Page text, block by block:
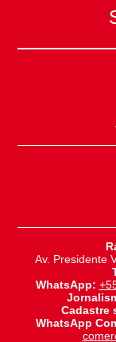
Av. Presidente
WhatsApp:
Cadastre
WhatsApp